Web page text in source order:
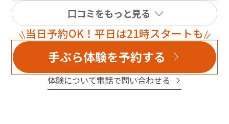
口コミをもっと見る
当日予約OK！平日は21時スタートも
手ぶら体験を予約する
体験について電話で問い合わせる